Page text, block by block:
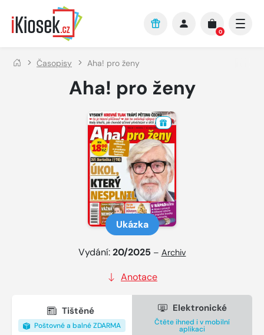
Přejít na hlavní obsah
0
Časopisy Aha! pro ženy
Aha! pro ženy
Ukázka
Vydání:20/2025 – Archiv
Anotace
Tištěné
Poštovné a balné ZDARMA
Elektronické
Čtěte ihned i v mobilní
aplikaci